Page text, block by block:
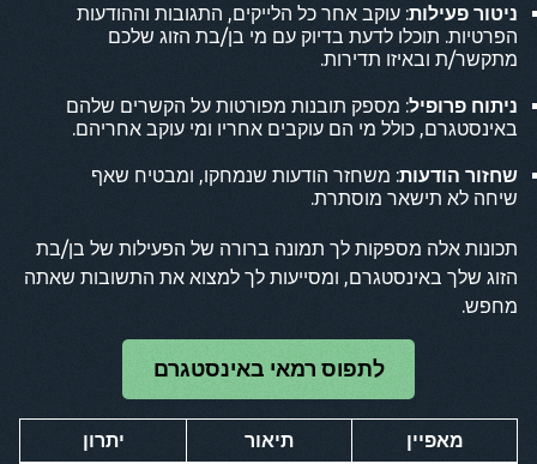
ניטור פעילות: עוקב אחר כל הלייקים, התגובות וההודעות
הפרטיות. תוכלו לדעת בדיוק עם מי בן/בת הזוג שלכם
מתקשר/ת ובאיזו תדירות.
ניתוח פרופיל: מספק תובנות מפורטות על הקשרים שלהם
באינסטגרם, כולל מי הם עוקבים אחריו ומי עוקב אחריהם.
שחזור הודעות: משחזר הודעות שנמחקו, ומבטיח שאף
שיחה לא תישאר מוסתרת.
תכונות אלה מספקות לך תמונה ברורה של הפעילות של בן/בת
הזוג שלך באינסטגרם, ומסייעות לך למצוא את התשובות שאתה
מחפש.
לתפוס רמאי באינסטגרם
מאפיין תיאור יתרון